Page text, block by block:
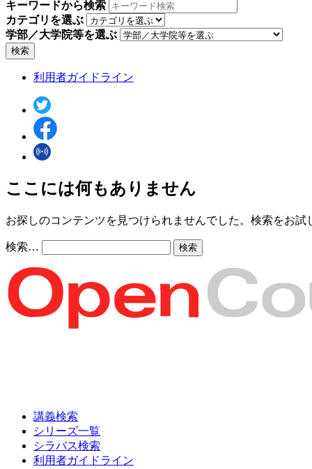
キーワードから検索
カテゴリを選ぶ
学部／大学院等を選ぶ
検索
利用者ガイドライン
ここには何もありません
お探しのコンテンツを見つけられませんでした。検索をお試
検索…
講義検索
シリーズ一覧
シラバス検索
利用者ガイドライン